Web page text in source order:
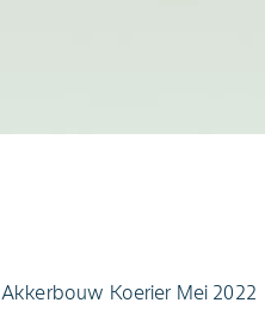
Akkerbouw Koerier Mei 2022